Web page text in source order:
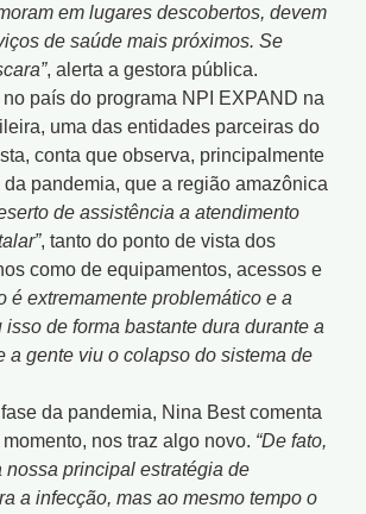
em lugares descobertos, devem
de saúde mais próximos. Se
, alerta a gestora pública.
país do programa NPI EXPAND na
uma das entidades parceiras do
conta que observa, principalmente
pandemia, que a região amazônica
de assistência a atendimento
, tanto do ponto de vista dos
como de equipamentos, acessos e
é extremamente problemático e a
de forma bastante dura durante a
a gente viu o colapso do sistema de
da pandemia, Nina Best comenta
nos traz algo novo. “De fato,
nossa principal estratégia de
a infecção, mas ao mesmo tempo o